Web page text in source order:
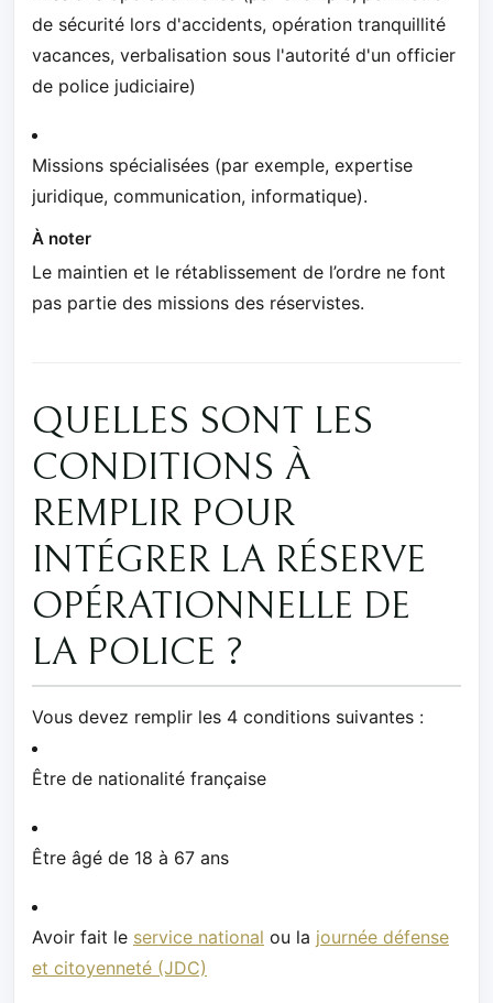
de sécurité lors d'accidents, opération tranquillité
vacances, verbalisation sous l'autorité d'un officier
de police judiciaire)
Missions spécialisées (par exemple, expertise
juridique, communication, informatique).
À noter
Le maintien et le rétablissement de l’ordre ne font
pas partie des missions des réservistes.
QUELLES SONT LES
CONDITIONS À
REMPLIR POUR
INTÉGRER LA RÉSERVE
OPÉRATIONNELLE DE
LA POLICE ?
Vous devez remplir les 4 conditions suivantes :
Être de nationalité française
Être âgé de 18 à 67 ans
Avoir fait le service national ou la journée défense
et citoyenneté (JDC)